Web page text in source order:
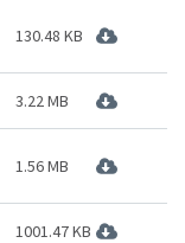
130.48 KB
3.22 MB
1.56 MB
1001.47 KB